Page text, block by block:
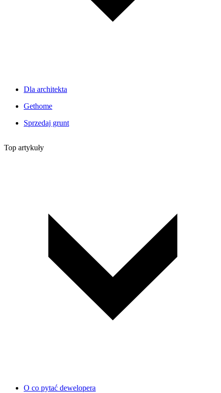
Dla architekta
Gethome
Sprzedaj grunt
Top artykuły
O co pytać dewelopera